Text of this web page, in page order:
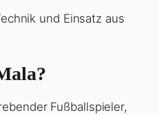
und Einsatz aus
Fußballspieler,